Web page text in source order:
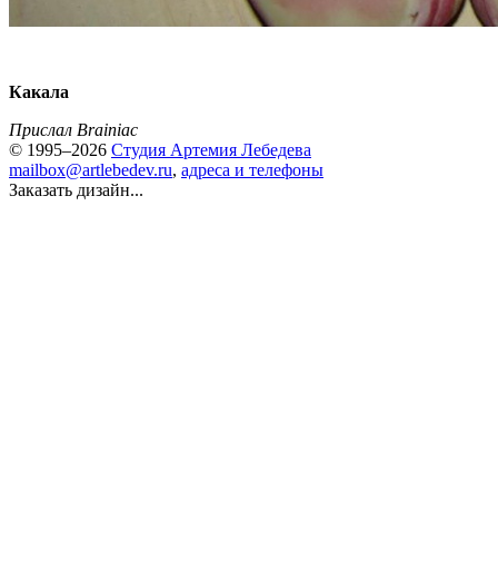
Какала
Прислал Brainiac
© 1995–2026 Студия Артемия Лебедева
mailbox@artlebedev.ru, адреса и телефоны
Заказать дизайн...